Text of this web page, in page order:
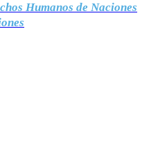
Humanos de Naciones